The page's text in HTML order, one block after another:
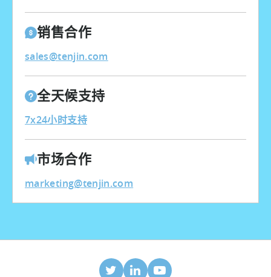
销售合作
sales@tenjin.com
全天候支持
7x24小时支持
市场合作
marketing@tenjin.com